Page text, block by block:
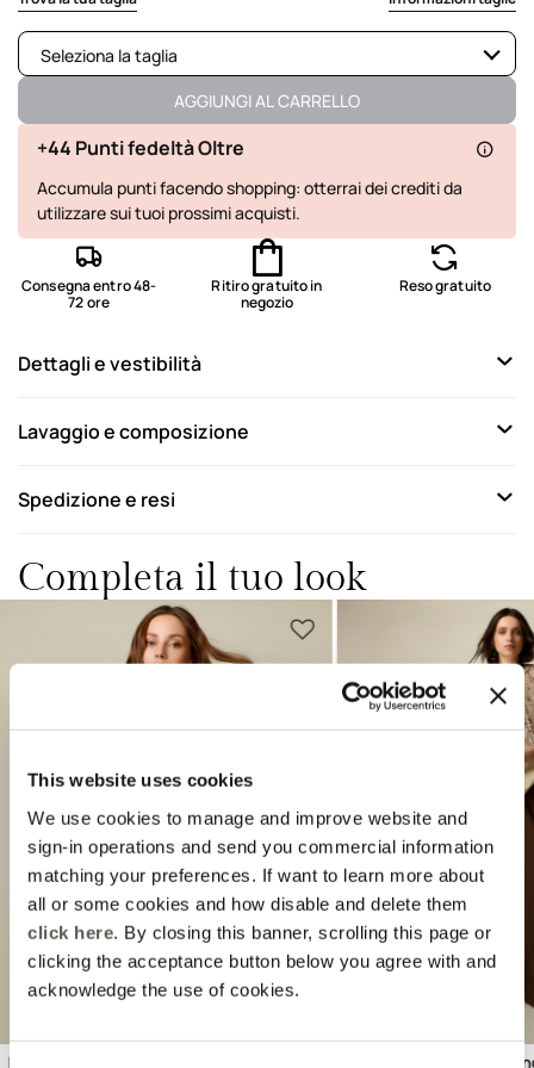
This website uses cookies
We use cookies to manage and improve website and
sign-in operations and send you commercial information
matching your preferences. If want to learn more about
all or some cookies and how disable and delete them
click here. By closing this banner, scrolling this page or
clicking the acceptance button below you agree with and
acknowledge the use of cookies.
Seleziona la taglia
Disponibile
Disponibile
Disponibile
AGGIUNGI AL CARRELLO
+44 Punti fedeltà Oltre
Accumula punti facendo shopping: otterrai dei crediti da
utilizzare sui tuoi prossimi acquisti.
Consegna entro 48-
72 ore
Ritiro gratuito in
negozio
Reso gratuito
Dettagli e vestibilità
Lavaggio e composizione
Spedizione e resi
Completa il tuo look
Blusa fantasia misto lyocell Pantaloni palazzo con
Previous